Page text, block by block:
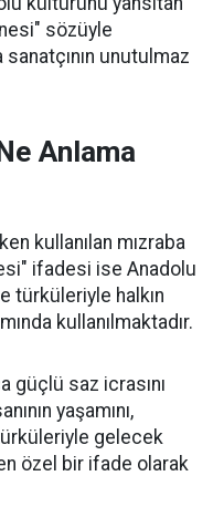
sözüyle
unutulmaz
Anlama
kullanılan mızraba
ifadesi ise Anadolu
türküleriyle halkın
kullanılmaktadır.
güçlü saz icrasını
yaşamını,
gelecek
özel bir ifade olarak